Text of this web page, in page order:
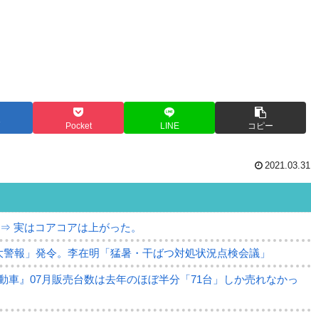
Pocket LINE コピー
2021.03.31
実はコアコアは上がった。
報」発令。李在明「猛暑・干ばつ対処状況点検会議」
車』07月販売台数は去年のほぼ半分「71台」しか売れなかっ